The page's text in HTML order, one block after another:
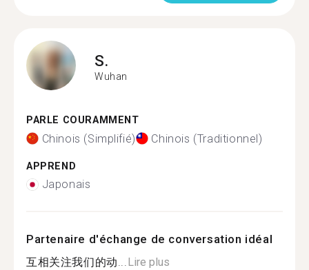
S.
Wuhan
PARLE COURAMMENT
Chinois (Simplifié) Chinois (Traditionnel)
APPREND
Japonais
Partenaire d'échange de conversation idéal
互相关注我们的动...Lire plus